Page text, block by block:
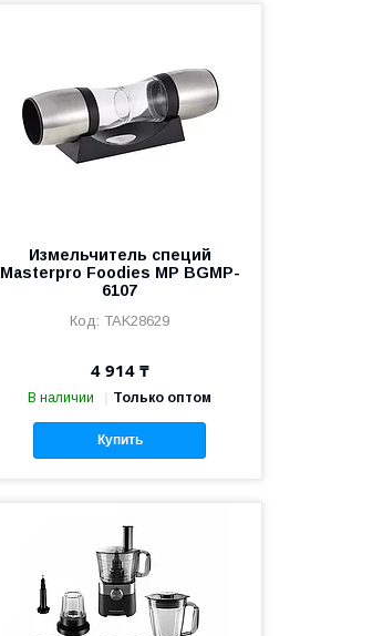
Измельчитель специй
Masterpro Foodies MP BGMP-
6107
TAK28629
4 914 ₸
В наличии Только оптом
Купить